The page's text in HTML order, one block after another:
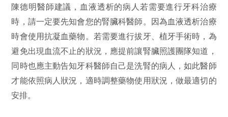
陳德明醫師建議，血液透析的病人若需要進行牙科治療
時，請一定要先知會您的腎臟科醫師。因為血液透析治療
時會使用抗凝血藥物。若需要進行拔牙、植牙手術時，為
避免出現血流不止的狀況，應提前讓腎臟照護團隊知道，
同時也應主動告知牙科醫師自己是洗腎的病人，如此醫師
才能依照病人狀況，適時調整藥物使用狀況，做最適切的
安排。